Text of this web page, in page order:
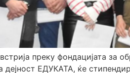
преку фондацијата за
дејност ЕДУКАТА, ќе